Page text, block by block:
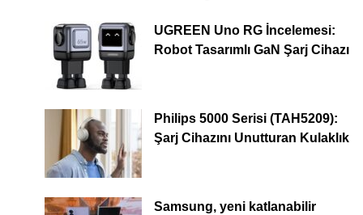
UGREEN Uno RG İncelemesi:
Robot Tasarımlı GaN Şarj Cihazı
Philips 5000 Serisi (TAH5209):
Şarj Cihazını Unutturan Kulaklık
Samsung, yeni katlanabilir